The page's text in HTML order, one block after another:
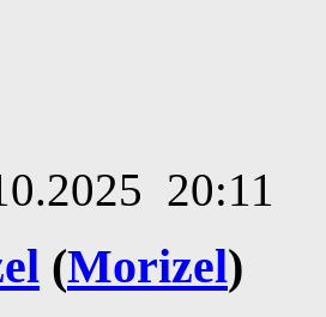
20:11
(Morizel)